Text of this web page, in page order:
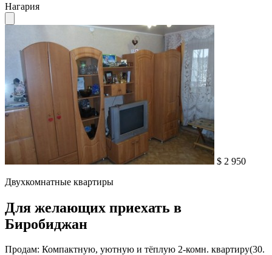
Нагария
$ 2 950
Двухкомнатные квартиры
Для желающих приехать в
Биробиджан
Продам: Компактную, уютную и тёплую 2-комн. квартиру(30.